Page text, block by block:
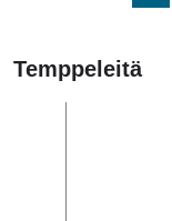
Temppeleitä